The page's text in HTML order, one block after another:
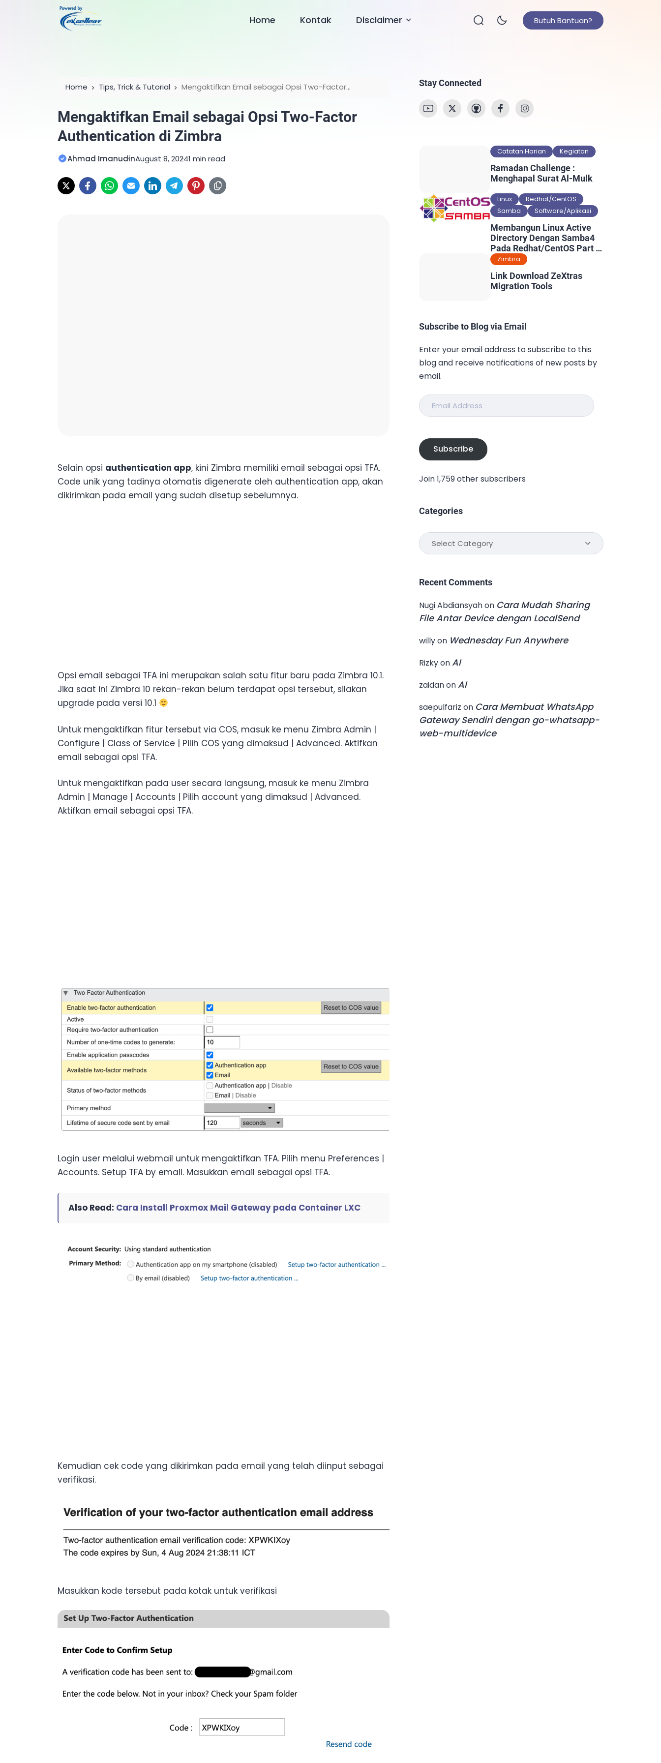
Home Kontak Disclaimer Butuh Bantuan?
Home Tips, Trick & Tutorial
Mengaktifkan Email sebagai Opsi Two-Factor
Mengaktifkan Email sebagai Opsi Two-Factor
Authentication di Zimbra
Ahmad ImanudinAugust 8, 20241 min read
Selain opsi authentication app, kini Zimbra memiliki email sebagai opsi TFA.
Code unik yang tadinya otomatis digenerate oleh authentication app, akan
dikirimkan pada email yang sudah disetup sebelumnya.
Opsi email sebagai TFA ini merupakan salah satu fitur baru pada Zimbra 10.1.
Jika saat ini Zimbra 10 rekan-rekan belum terdapat opsi tersebut, silakan
upgrade pada versi 10.1
Untuk mengaktifkan fitur tersebut via COS, masuk ke menu Zimbra Admin |
Configure | Class of Service | Pilih COS yang dimaksud | Advanced. Aktifkan
email sebagai opsi TFA.
Untuk mengaktifkan pada user secara langsung, masuk ke menu Zimbra
Admin | Manage | Accounts | Pilih account yang dimaksud | Advanced.
Aktifkan email sebagai opsi TFA.
Login user melalui webmail untuk mengaktifkan TFA. Pilih menu Preferences |
Accounts. Setup TFA by email. Masukkan email sebagai opsi TFA.
Also Read: Cara Install Proxmox Mail Gateway pada Container LXC
Kemudian cek code yang dikirimkan pada email yang telah diinput sebagai
verifikasi.
Masukkan kode tersebut pada kotak untuk verifikasi
Stay Connected
Catatan Harian Kegiatan
Ramadan Challenge :
Menghapal Surat Al-Mulk
Linux
Redhat/CentOS
Samba
Software/Aplikasi
Membangun Linux Active
Directory Dengan Samba4
Pada Redhat/CentOS Part 5
: Konfigurasi Dynamic DNS
& Kerberos
Zimbra
Link Download ZeXtras
Migration Tools
Subscribe to Blog via Email
Enter your email address to subscribe to this
blog and receive notifications of new posts by
email.
Email
Address
Subscribe
Join 1,759 other subscribers
Categories
Categories
Recent Comments
Nugi Abdiansyahon Cara Mudah Sharing
File Antar Device dengan LocalSend
willyon Wednesday Fun Anywhere
RizkyonAI
zaidanonAI
saepulfariz on Cara Membuat WhatsApp
Gateway Sendiri dengan go-whatsapp-
web-multidevice